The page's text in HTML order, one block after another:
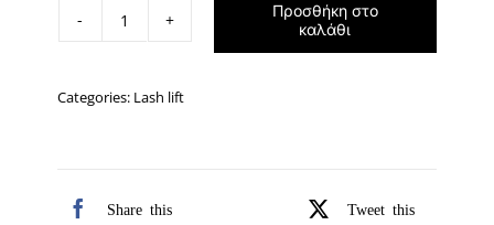
Glue
20gr
Προσθήκη στο
καλάθι
Categories: Lash lift
Share this
Tweet this